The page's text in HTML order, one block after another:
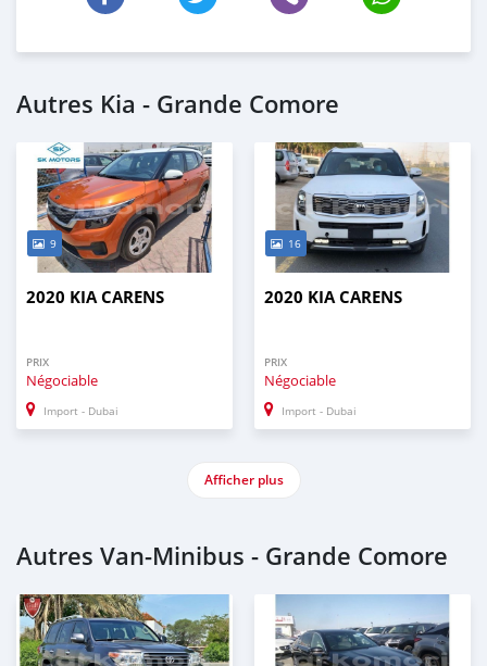
Autres Kia - Grande Comore
9
2020 KIA CARENS
PRIX
Négociable
Import - Dubai
16
2020 KIA CARENS
PRIX
Négociable
Import - Dubai
Afficher plus
Autres Van‒Minibus - Grande Comore